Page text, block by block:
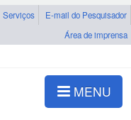
Serviços
E-mail do Pesquisador
Área de imprensa
MENU